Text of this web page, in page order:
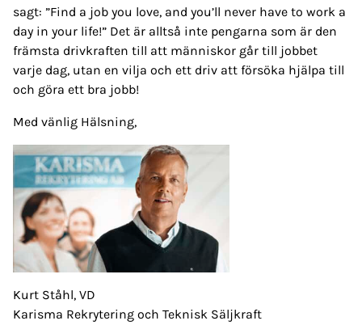
sagt: ”Find a job you love, and you’ll never have to work a
day in your life!” Det är alltså inte pengarna som är den
främsta drivkraften till att människor går till jobbet
varje dag, utan en vilja och ett driv att försöka hjälpa till
och göra ett bra jobb!
Med vänlig Hälsning,
Kurt Ståhl, VD
Karisma Rekrytering och Teknisk Säljkraft